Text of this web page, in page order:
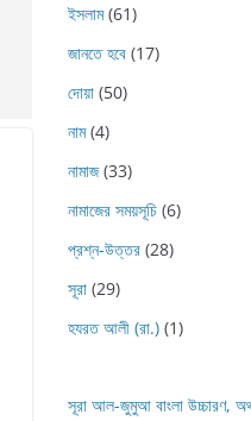
ইসলাম(61)
জানতে হবে (17)
দোয়া (50)
নাম(4)
নামাজ(33)
নামাজের সময়সূচি (6)
প্রশ্ন-উত্তর (28)
সূরা (29)
হযরত আলী (রা.) (1)
সূরা আল-জুমুআ বাংলা উচ্চারণ,